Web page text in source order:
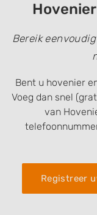
Bereik
Bent u hovenier
Voeg dan snel
van
Registreer